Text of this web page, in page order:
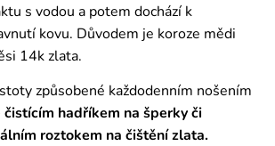
s vodou a potem dochází k
kovu. Důvodem je koroze mědi
14k zlata.
způsobené každodenním nošením
hadříkem na šperky či
roztokem na čištění zlata.